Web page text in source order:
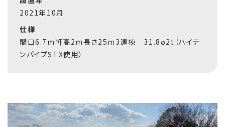
2021年10月
仕様
間口6.7m軒高2m長さ25m3連棟 31.8φ2t（ハイテ
ンパイプSTX使用）